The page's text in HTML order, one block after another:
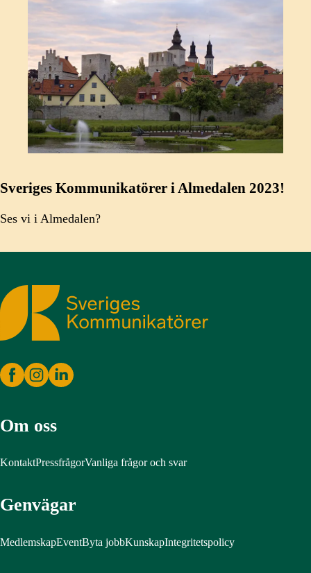
Sveriges Kommunikatörer i Almedalen 2023!
Ses vi i Almedalen?
Sveriges Kommunikatörer
Om oss
KontaktPressfrågorVanliga frågor och svar
Genvägar
MedlemskapEventByta jobbKunskapIntegritetspolicy